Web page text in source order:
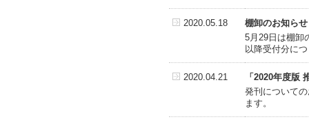
2020.05.18
棚卸のお知らせ
5月29日は棚
以降受付分に
2020.04.21
「2020年度版
発刊について
ます。